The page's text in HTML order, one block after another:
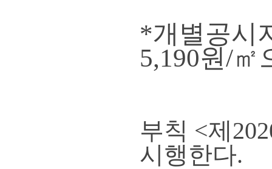
*개별공시
5,190원/㎡
부칙 <제
시행한다.